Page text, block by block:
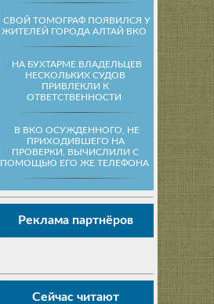
СВОЙ ТОМОГРАФ ПОЯВИЛСЯ У
ЖИТЕЛЕЙ ГОРОДА АЛТАЙ ВКО
НА БУХТАРМЕ ВЛАДЕЛЬЦЕВ
НЕСКОЛЬКИХ СУДОВ
ПРИВЛЕКЛИ К
ОТВЕТСТВЕННОСТИ
В ВКО ОСУЖДЕННОГО, НЕ
ПРИХОДИВШЕГО НА
ПРОВЕРКИ, ВЫЧИСЛИЛИ С
ПОМОЩЬЮ ЕГО ЖЕ ТЕЛЕФОНА
Реклама партнёров
Сейчас читают